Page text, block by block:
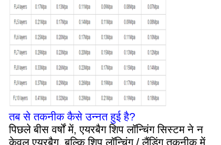
तब से तकनीक कैसे उन्नत हुई है?
पिछले बीस वर्षों में, एयरबैग शिप लॉन्चिंग सिस्टम ने न
केवल एयरबैग, बल्कि शिप लॉन्चिंग / लैंडिंग तकनीक में